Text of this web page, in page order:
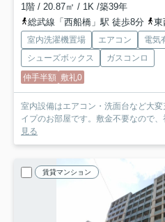
1階 / 20.87㎡ / 1K /築39年
総武線「西船橋」駅 徒歩8分
東
室内洗濯機置場 エアコン 電気
シューズボックス
ガスコンロ
仲手半額 敷礼0
室内設備はエアコン・洗面台など大
イプのお部屋です。敷金不要なので
見る
賃貸マンション